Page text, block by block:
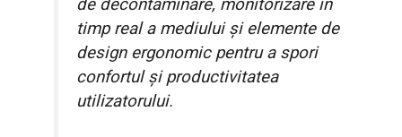
de decontaminare, monitorizare în
timp real a mediului și elemente de
design ergonomic pentru a spori
confortul și productivitatea
utilizatorului.